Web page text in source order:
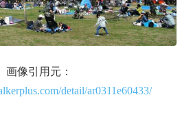
画像引用元：
detail/ar0311e60433/